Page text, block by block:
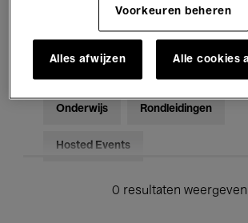
Elektronische Muziek
Onderwijs Rondleidingen
Hosted Events
0 resultaten weergeven
Voorkeuren beheren
Alles afwijzen Alle cookies